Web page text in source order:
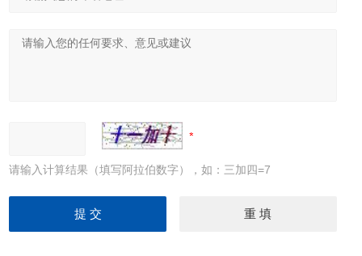
请输入计算结果（填写阿拉伯数字），如：三加四=7